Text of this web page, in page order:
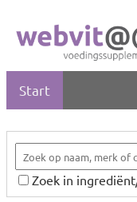
Start
Zoek in